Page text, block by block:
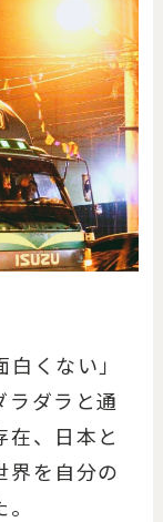
くない」
ラダラと通
在、日本と
界を自分の